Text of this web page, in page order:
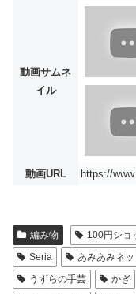
動画サムネ
イル
動画URL https://
編み物 100円ショ
Seria
あみあみネッ
うずらの手芸
かぎ